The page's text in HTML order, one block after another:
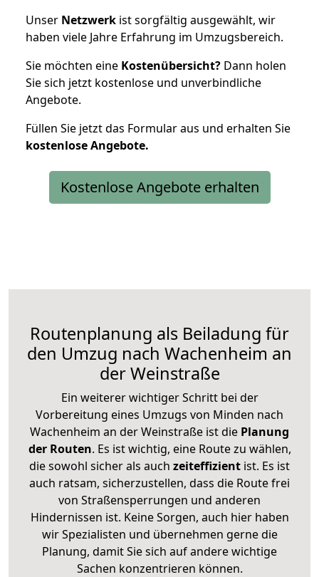
Unser Netzwerk ist sorgfältig ausgewählt, wir
haben viele Jahre Erfahrung im Umzugsbereich.
Sie möchten eine Kostenübersicht? Dann holen
Sie sich jetzt kostenlose und unverbindliche
Angebote.
Füllen Sie jetzt das Formular aus und erhalten Sie
kostenloseAngebote.
Kostenlose Angebote erhalten
Routenplanung als Beiladung für
den Umzug nach Wachenheim an
der Weinstraße
Ein weiterer wichtiger Schritt bei der
Vorbereitung eines Umzugs von Minden nach
Wachenheim an der Weinstraße ist die Planung
der Routen. Es ist wichtig, eine Route zu wählen,
die sowohl sicher als auch zeiteffizient ist. Es ist
auch ratsam, sicherzustellen, dass die Route frei
von Straßensperrungen und anderen
Hindernissen ist. Keine Sorgen, auch hier haben
wir Spezialisten und übernehmen gerne die
Planung, damit Sie sich auf andere wichtige
Sachen konzentrieren können.